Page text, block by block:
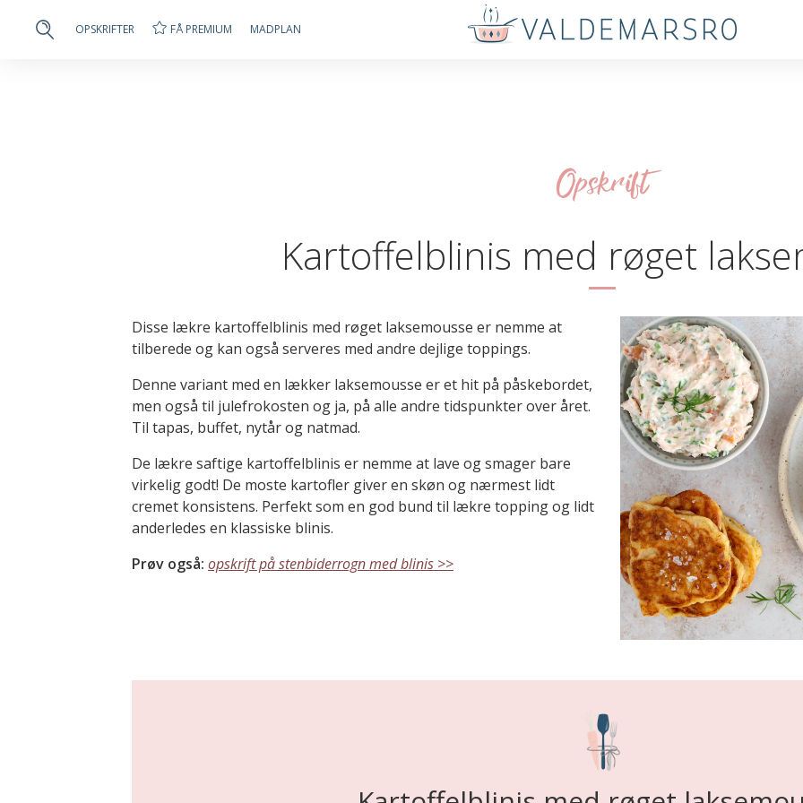
OPSKRIFTER FÅ PREMIUM MADPLAN
Opskrift
Kartoffelblinis med røget
Disse lækre kartoffelblinis med røget laksemousse er nemme at
tilberede og kan også serveres med andre dejlige toppings.
Denne variant med en lækker laksemousse er et hit på påskebordet,
men også til julefrokosten og ja, på alle andre tidspunkter over året.
Til tapas, buffet, nytår og natmad.
De lækre saftige kartoffelblinis er nemme at lave og smager bare
virkelig godt! De moste kartofler giver en skøn og nærmest lidt
cremet konsistens. Perfekt som en god bund til lækre topping og lidt
anderledes en klassiske blinis.
Prøv også: opskrift på stenbiderrogn med blinis >>